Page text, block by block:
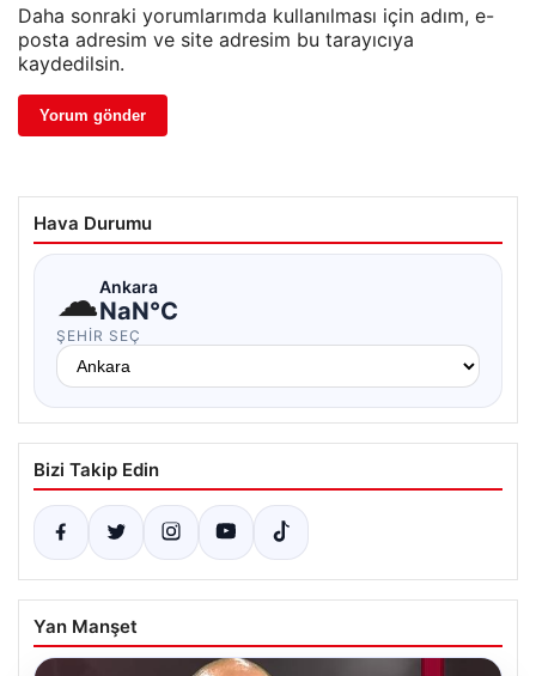
Daha sonraki yorumlarımda kullanılması için adım, e-
posta adresim ve site adresim bu tarayıcıya
kaydedilsin.
Hava Durumu
☁Ankara
NaN°C
ŞEHIR SEÇ
Bizi Takip Edin
Yan Manşet